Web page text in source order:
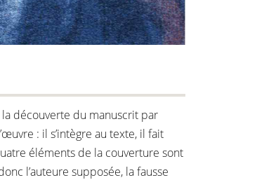
découverte du manuscrit par
: il s’intègre au texte, il fait
éléments de la couverture sont
l’auteure supposée, la fausse